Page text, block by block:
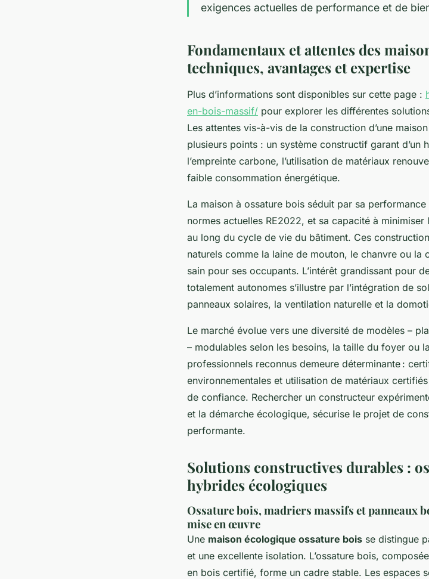
exigences actuelles de performance et de
Fondamentaux et attentes des
techniques, avantages et expertise
Plus d’informations sont disponibles sur cette page :
en-bois-massif/ pour explorer les différentes
Les attentes vis-à-vis de la construction d’une
plusieurs points : un système constructif garant d’un
l’empreinte carbone, l’utilisation de matériaux
faible consommation énergétique.
La maison à ossature bois séduit par sa
normes actuelles RE2022, et sa capacité à
au long du cycle de vie du bâtiment. Ces
naturels comme la laine de mouton, le chanvre ou
sain pour ses occupants. L’intérêt grandissant pour
totalement autonomes s’illustre par l’intégration de
panneaux solaires, la ventilation naturelle et la
Le marché évolue vers une diversité de modèles –
– modulables selon les besoins, la taille du foyer ou
professionnels reconnus demeure déterminante :
environnementales et utilisation de matériaux
de confiance. Rechercher un constructeur
et la démarche écologique, sécurise le projet de
performante.
Solutions constructives durables :
hybrides écologiques
Ossature bois, madriers massifs et panneaux
mise en œuvre
Une maison écologique ossature bois se distingue
et une excellente isolation. L’ossature bois,
en bois certifié, forme un cadre stable. Les espaces